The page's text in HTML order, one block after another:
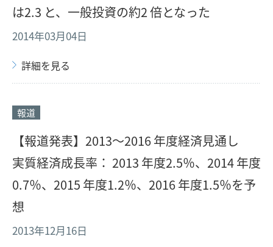
は2.3 と、一般投資の約2 倍となった
2014年03月04日
詳細を見る
報道
【報道発表】2013～2016 年度経済見通し
実質経済成長率： 2013 年度2.5％、2014 年度
0.7％、2015 年度1.2％、2016 年度1.5％を予
想
2013年12月16日